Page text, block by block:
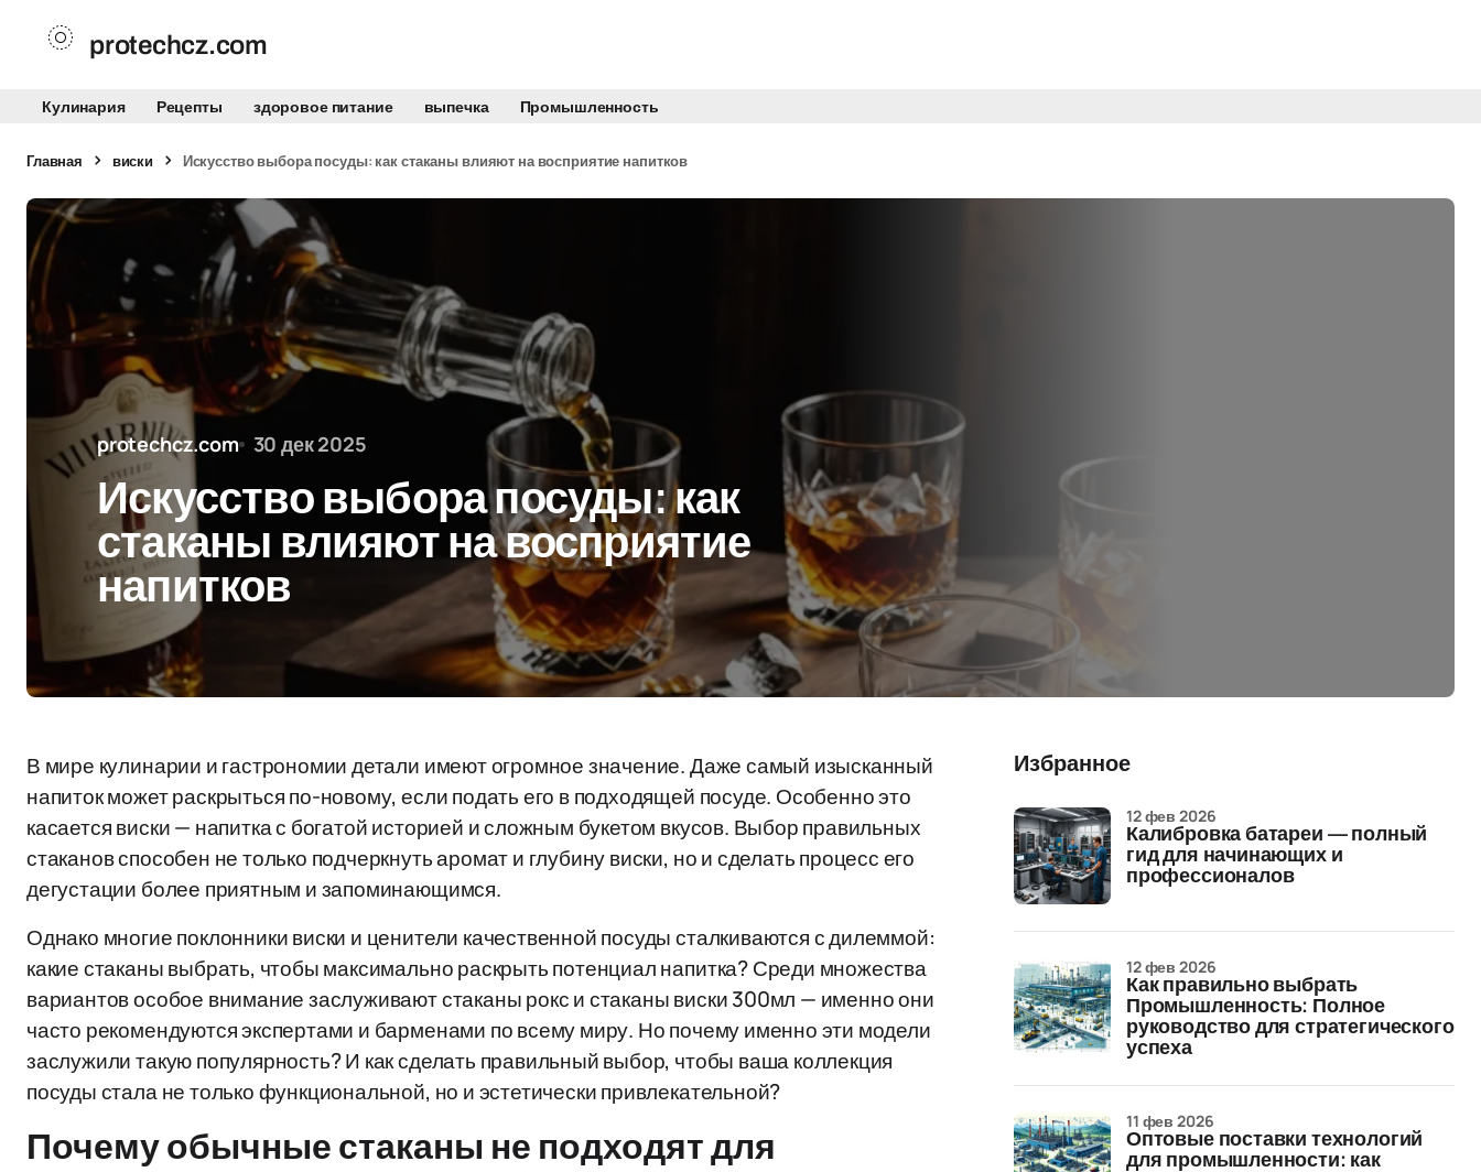
protechcz.com
Кулинария Рецепты здоровое питание выпечка Промышленность
Главная виски Искусство выбора посуды: как стаканы влияют на восприятие напитков
protechcz.com 30 дек 2025
Искусство выбора посуды: как
стаканы влияют на восприятие
напитков
В мире кулинарии и гастрономии детали имеют огромное значение. Даже самый изысканный
напиток может раскрыться по-новому, если подать его в подходящей посуде. Особенно это
касается виски — напитка с богатой историей и сложным букетом вкусов. Выбор правильных
стаканов способен не только подчеркнуть аромат и глубину виски, но и сделать процесс его
дегустации более приятным и запоминающимся.
Однако многие поклонники виски и ценители качественной посуды сталкиваются с дилеммой:
какие стаканы выбрать, чтобы максимально раскрыть потенциал напитка? Среди множества
вариантов особое внимание заслуживают стаканы рокс и стаканы виски 300мл — именно они
часто рекомендуются экспертами и барменами по всему миру. Но почему именно эти модели
заслужили такую популярность? И как сделать правильный выбор, чтобы ваша коллекция
посуды стала не только функциональной, но и эстетически привлекательной?
Почему обычные стаканы не подходят для
Избранное
Калибровка батареи — полный
гид для начинающих и
профессионалов
12 фев 2026
Как правильно выбрать
Промышленность: Полное
руководство для стратегического
успеха
12 фев 2026
Оптовые поставки технологий
для промышленности: как
11 фев 2026